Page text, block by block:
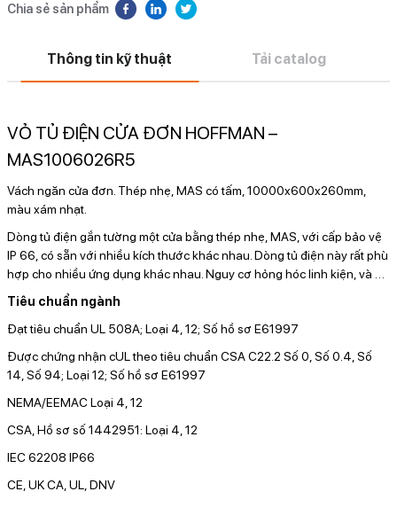
Chia sẻ sản phẩm
Thông tin kỹ thuật Tải catalog
VỎ TỦ ĐIỆN CỬA ĐƠN HOFFMAN –
MAS1006026R5
Vách ngăn cửa đơn. Thép nhẹ, MAS có tấm, 10000x600x260mm,
màu xám nhạt.
Dòng tủ điện gắn tường một cửa bằng thép nhẹ, MAS, với cấp bảo vệ
IP 66, có sẵn với nhiều kích thước khác nhau. Dòng tủ điện này rất phù
hợp cho nhiều ứng dụng khác nhau. Nguy cơ hỏng hóc linh kiện, và
Tiêu chuẩn ngành
Đạt tiêu chuẩn UL 508A; Loại 4, 12; Số hồ sơ E61997
Được chứng nhận cUL theo tiêu chuẩn CSA C22.2 Số 0, Số 0.4, Số
14, Số 94; Loại 12; Số hồ sơ E61997
NEMA/EEMAC Loại 4, 12
CSA, Hồ sơ số 1442951: Loại 4, 12
IEC 62208 IP66
CE, UK CA, UL, DNV